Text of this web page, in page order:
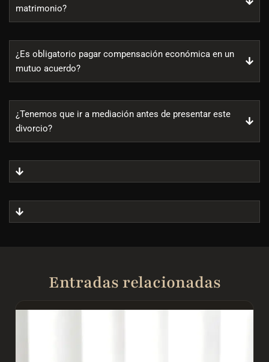
matrimonio?
¿Es obligatorio pagar compensación económica en un
mutuo acuerdo?
¿Tenemos que ir a mediación antes de presentar este
divorcio?
Entradas relacionadas